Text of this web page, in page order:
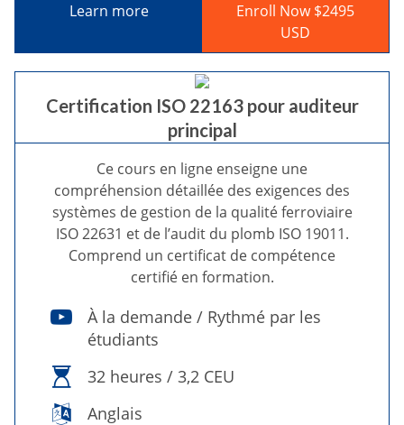
Learn more
Enroll Now $2495
USD
Certification ISO 22163 pour auditeur
principal
Ce cours en ligne enseigne une
compréhension détaillée des exigences des
systèmes de gestion de la qualité ferroviaire
ISO 22631 et de l’audit du plomb ISO 19011.
Comprend un certificat de compétence
certifié en formation.
À la demande / Rythmé par les
étudiants
32 heures / 3,2 CEU
Anglais